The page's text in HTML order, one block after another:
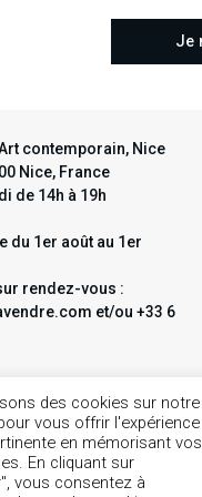
contemporain, Nice
Nice, France
de 14h à 19h
du 1er août au 1er
rendez-vous :
et/ou +33 6
des cookies sur notre
vous offrir l'expérience
en mémorisant vos
En cliquant sur
vous consentez à